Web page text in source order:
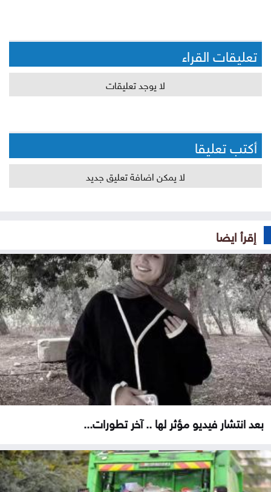
تعليقات القراء
لا يوجد تعليقات
أكتب تعليقا
لا يمكن اضافة تعليق جديد
إقرأ ايضا
بعد انتشار فيديو مؤثر لها .. آخر تطورات...